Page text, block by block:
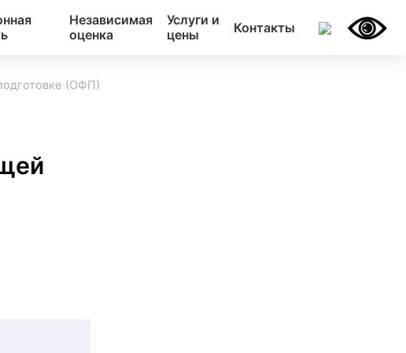
Независимая
оценка
Услуги и
цены
Контакты
(ОФП)